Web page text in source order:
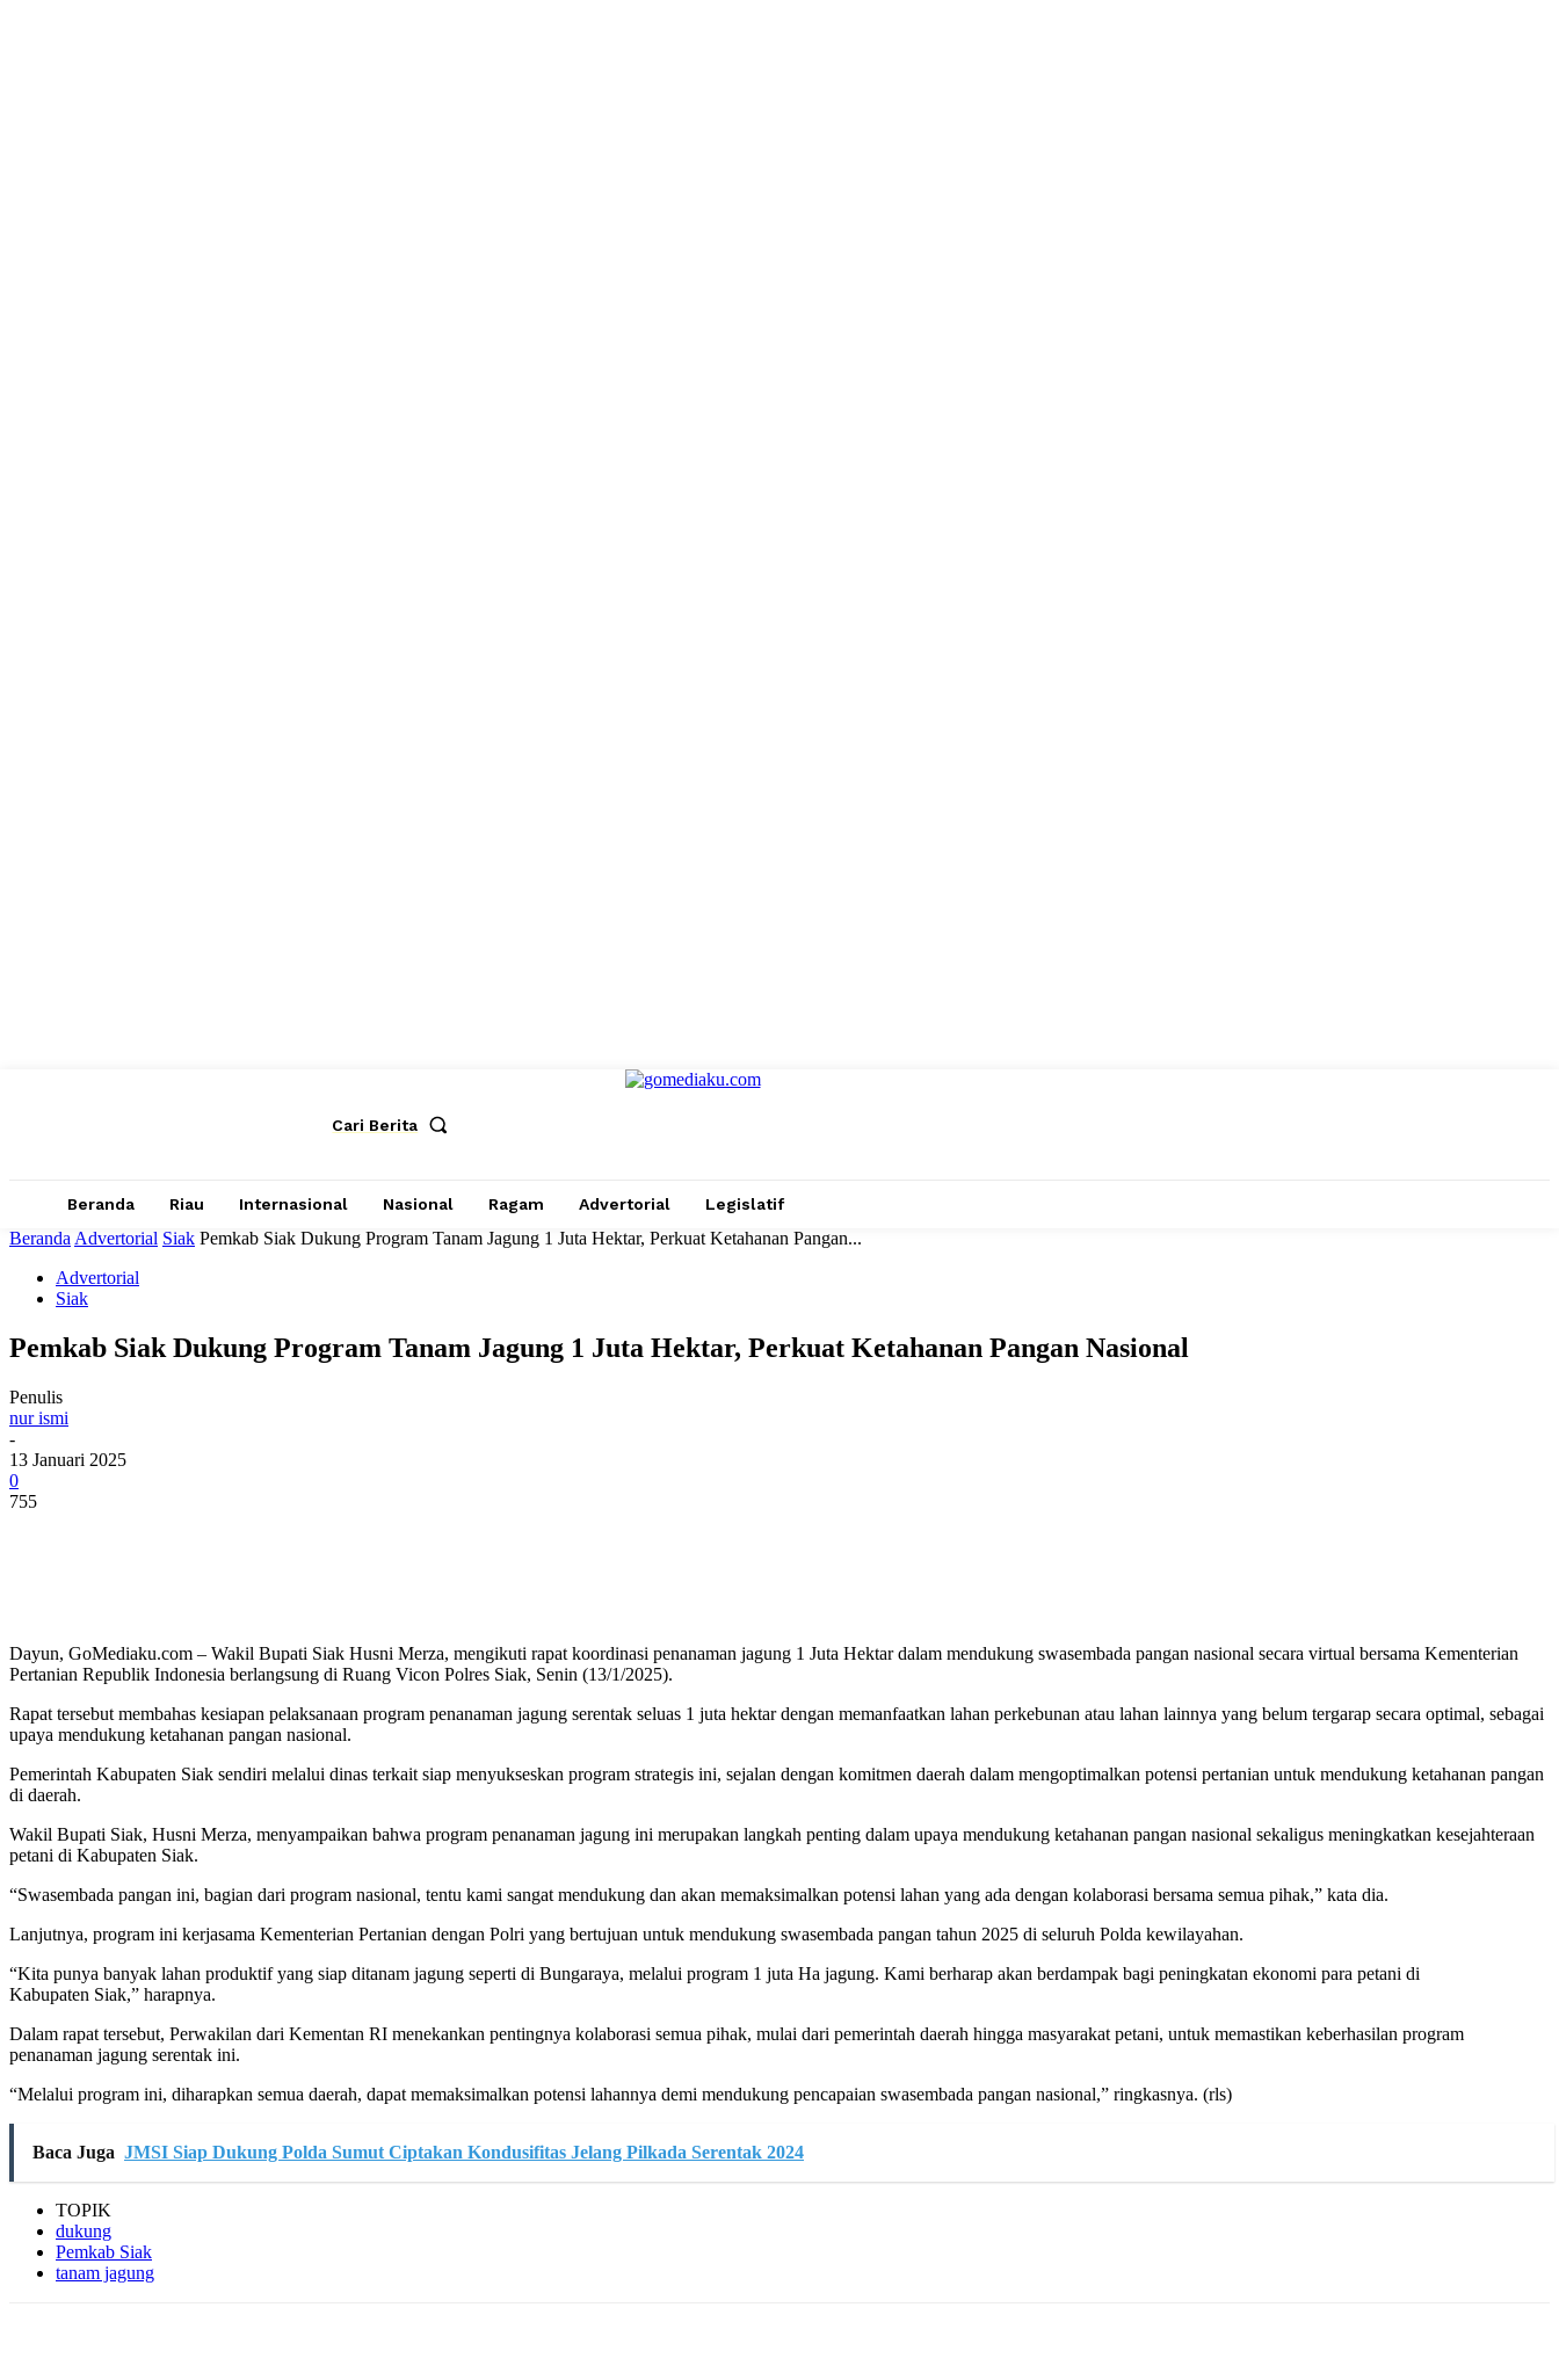
Cari Berita
Beranda Riau Internasional Nasional Ragam Advertorial Legislatif
Beranda Advertorial Siak Pemkab Siak Dukung Program Tanam Jagung 1 Juta Hektar, Perkuat Ketahanan Pangan...
Advertorial
Siak
Pemkab Siak Dukung Program Tanam Jagung 1 Juta Hektar, Perkuat Ketahanan Pangan Nasional
Penulis
nur ismi
-
13 Januari 2025
0
755
Dayun, GoMediaku.com – Wakil Bupati Siak Husni Merza, mengikuti rapat koordinasi penanaman jagung 1 Juta Hektar dalam mendukung swasembada pangan nasional secara virtual bersama Kementerian
Pertanian Republik Indonesia berlangsung di Ruang Vicon Polres Siak, Senin (13/1/2025).
Rapat tersebut membahas kesiapan pelaksanaan program penanaman jagung serentak seluas 1 juta hektar dengan memanfaatkan lahan perkebunan atau lahan lainnya yang belum tergarap secara optimal, sebagai
upaya mendukung ketahanan pangan nasional.
Pemerintah Kabupaten Siak sendiri melalui dinas terkait siap menyukseskan program strategis ini, sejalan dengan komitmen daerah dalam mengoptimalkan potensi pertanian untuk mendukung ketahanan pangan
di daerah.
Wakil Bupati Siak, Husni Merza, menyampaikan bahwa program penanaman jagung ini merupakan langkah penting dalam upaya mendukung ketahanan pangan nasional sekaligus meningkatkan kesejahteraan
petani di Kabupaten Siak.
“Swasembada pangan ini, bagian dari program nasional, tentu kami sangat mendukung dan akan memaksimalkan potensi lahan yang ada dengan kolaborasi bersama semua pihak,” kata dia.
Lanjutnya, program ini kerjasama Kementerian Pertanian dengan Polri yang bertujuan untuk mendukung swasembada pangan tahun 2025 di seluruh Polda kewilayahan.
“Kita punya banyak lahan produktif yang siap ditanam jagung seperti di Bungaraya, melalui program 1 juta Ha jagung. Kami berharap akan berdampak bagi peningkatan ekonomi para petani di
Kabupaten Siak,” harapnya.
Dalam rapat tersebut, Perwakilan dari Kementan RI menekankan pentingnya kolaborasi semua pihak, mulai dari pemerintah daerah hingga masyarakat petani, untuk memastikan keberhasilan program
penanaman jagung serentak ini.
“Melalui program ini, diharapkan semua daerah, dapat memaksimalkan potensi lahannya demi mendukung pencapaian swasembada pangan nasional,” ringkasnya. (rls)
Baca Juga JMSI Siap Dukung Polda Sumut Ciptakan Kondusifitas Jelang Pilkada Serentak 2024
TOPIK
dukung
Pemkab Siak
tanam jagung